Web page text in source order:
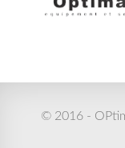
© 2016 -